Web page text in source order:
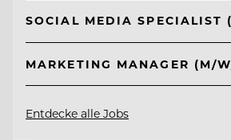
SOCIAL MEDIA SPECIALIST
MARKETING MANAGER (M/
Entdecke alle Jobs